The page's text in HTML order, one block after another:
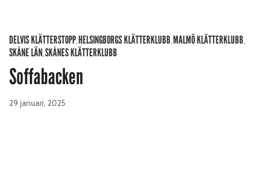
DELVIS KLÄTTERSTOPP,HELSINGBORGS KLÄTTERKLUBB,MALMÖ KLÄTTERKLUBB,
SKÅNE LÄN,SKÅNES KLÄTTERKLUBB
Soffabacken
29 januari, 2025